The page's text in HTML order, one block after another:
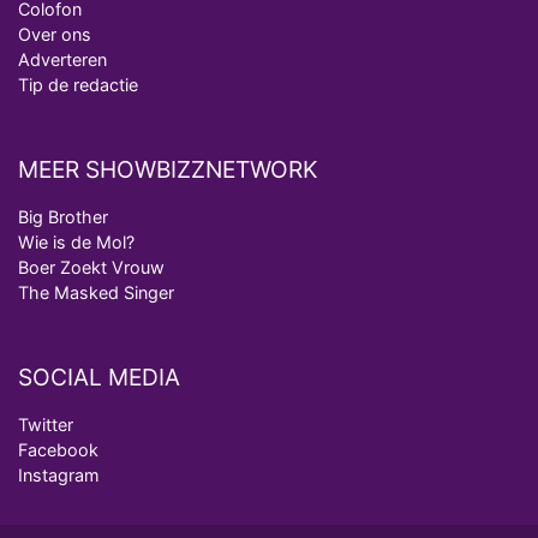
Colofon
Over ons
Adverteren
Tip de redactie
MEER SHOWBIZZNETWORK
Big Brother
Wie is de Mol?
Boer Zoekt Vrouw
The Masked Singer
SOCIAL MEDIA
Twitter
Facebook
Instagram